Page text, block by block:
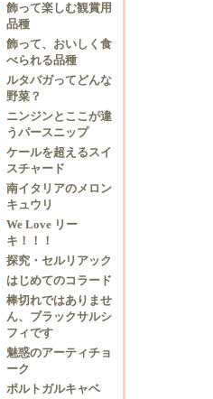
飾って楽しむ観賞用
品種
飾って、おいしく食
べられる品種
ルタバガってどんな
野菜？
ニンジンとここが違
うパースニップ
ケールを超えるスイ
スチャード
南イタリアのメロン
キュウリ
We Love リー
キ！！！
探究・セルリアック
はじめてのコラード
棒切れではありませ
ん、ブラックサルシ
フィです
魅惑のアーティチョ
ーク
ポルトガルキャベ